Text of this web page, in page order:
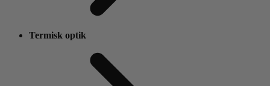
Termisk optik